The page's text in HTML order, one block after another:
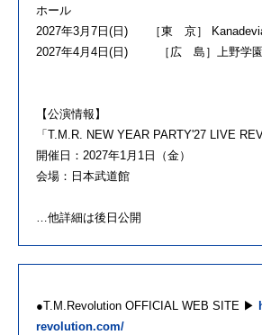
ホール
2027年3月7日(日) ［東 京］
2027年4月4日(日) ［広 島］上野学園
【公演情報】
「T.M.R. NEW YEAR PARTY'27 LIVE
開催日：2027年1月1日（金）
会場：日本武道館
…他詳細は後日公開
●T.M.Revolution OFFICIAL WEB SITE ▶
revolution.com/